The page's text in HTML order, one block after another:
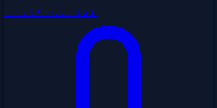
データ入力スペシャリスト